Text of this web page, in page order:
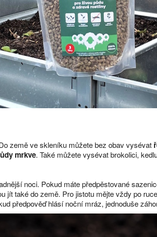
země ve skleníku můžete bez obav vysévat
mrkve. Také můžete vysévat brokolici,
noci. Pokud máte předpěstované
jít také do země. Pro jistotu mějte vždy po ruce
předpověď hlásí noční mráz, jednoduše